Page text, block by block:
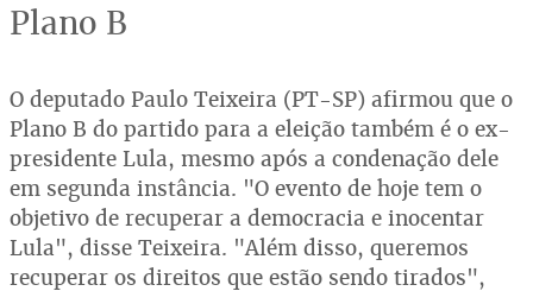
Plano B
O deputado Paulo Teixeira (PT-SP) afirmou que o
Plano B do partido para a eleição também é o ex-
presidente Lula, mesmo após a condenação dele
em segunda instância. "O evento de hoje tem o
objetivo de recuperar a democracia e inocentar
Lula", disse Teixeira. "Além disso, queremos
recuperar os direitos que estão sendo tirados",